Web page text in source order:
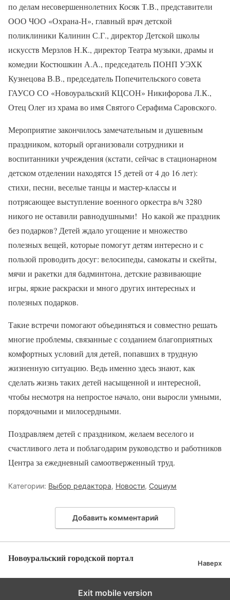
по делам несовершеннолетних Косяк Т.В., представители
ООО ЧОО «Охрана-Н», главный врач детской
поликлиники Калинин С.Г., директор Детской школы
искусств Мерзлов Н.К., директор Театра музыки, драмы и
комедии Костюшкин А.А., председатель ПОНП УЭХК
Кузнецова В.В., председатель Попечительского совета
ГАУСО СО «Новоуральский КЦСОН» Никифорова Л.К.,
Отец Олег из храма во имя Святого Серафима Саровского.
Мероприятие закончилось замечательным и душевным
праздником, который организовали сотрудники и
воспитанники учреждения (кстати, сейчас в стационарном
детском отделении находятся 15 детей от 4 до 16 лет):
стихи, песни, веселые танцы и мастер-классы и
потрясающее выступление военного оркестра в/ч 3280
никого не оставили равнодушными! Но какой же праздник
без подарков? Детей ждало угощение и множество
полезных вещей, которые помогут детям интересно и с
пользой проводить досуг: велосипеды, самокаты и скейты,
мячи и ракетки для бадминтона, детские развивающие
игры, яркие раскраски и много других интересных и
полезных подарков.
Такие встречи помогают объединяться и совместно решать
многие проблемы, связанные с созданием благоприятных
комфортных условий для детей, попавших в трудную
жизненную ситуацию. Ведь именно здесь знают, как
сделать жизнь таких детей насыщенной и интересной,
чтобы несмотря на непростое начало, они выросли умными,
порядочными и милосердными.
Поздравляем детей с праздником, желаем веселого и
счастливого лета и поблагодарим руководство и работников
Центра за ежедневный самоотверженный труд.
Категории: Выбор редактора, Новости, Социум
Добавить комментарий
Новоуральский городской портал Наверх
Exit mobile version